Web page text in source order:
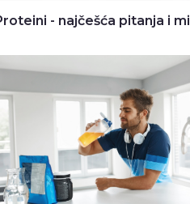
- najčešća pitanja i